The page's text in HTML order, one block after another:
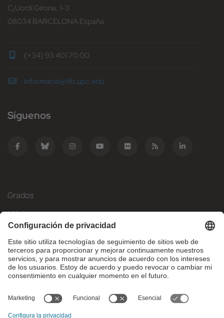
C/Jordi Girona, 1-3
08034 BARCELONA España
(+34) 93 401 70 00
informacio@fib.upc.edu
Síguenos
Grados
Másteres
Movilidad Internacional
Investigación
Empresa
¿Qué necesitas?